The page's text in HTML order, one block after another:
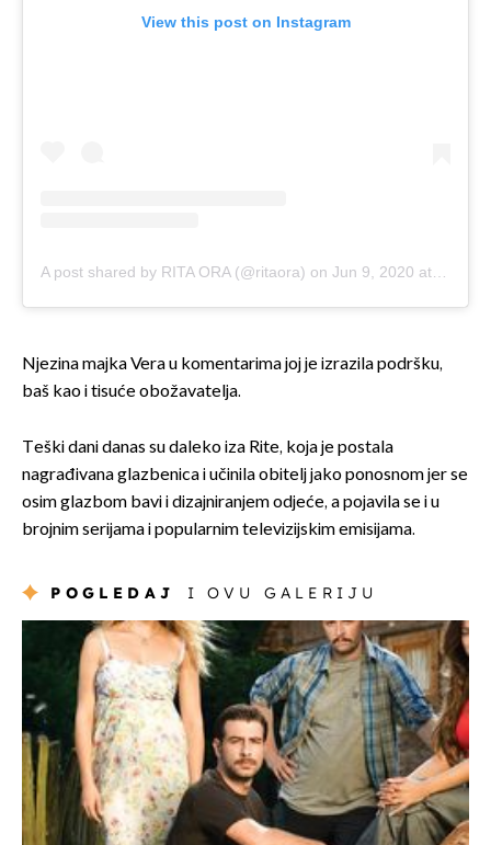
View this post on Instagram
A post shared by RITA ORA (@ritaora) on Jun 9, 2020 at 4:20am PDT
Njezina majka Vera u komentarima joj je izrazila podršku,
baš kao i tisuće obožavatelja.
Teški dani danas su daleko iza Rite, koja je postala
nagrađivana glazbenica i učinila obitelj jako ponosnom jer se
osim glazbom bavi i dizajniranjem odjeće, a pojavila se i u
brojnim serijama i popularnim televizijskim emisijama.
POGLEDAJ I OVU GALERIJU